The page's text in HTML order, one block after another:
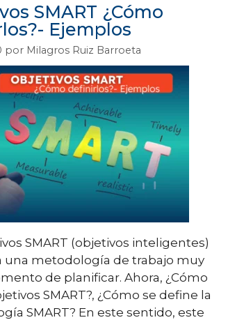
SMART ¿Cómo
Ejemplos
por Milagros Ruiz Barroeta
SMART (objetivos inteligentes)
una metodología de trabajo muy
de planificar. Ahora, ¿Cómo
SMART?, ¿Cómo se define la
SMART? En este sentido, este